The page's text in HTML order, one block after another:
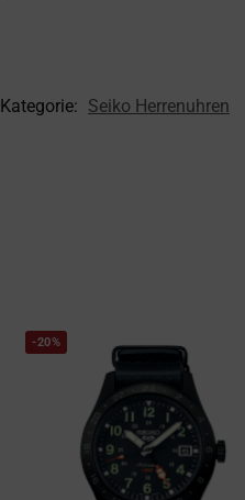
Kategorie: Seiko Herrenuhren
-20%